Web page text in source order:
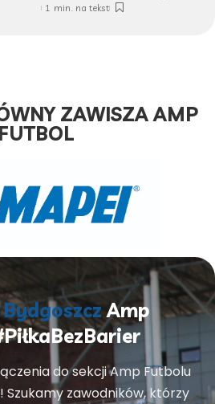
1 min. na tekst
ZAWISZA AMP
FUTBOL
Amp
do sekcji Amp Futbolu
Szukamy zawodników, którzy